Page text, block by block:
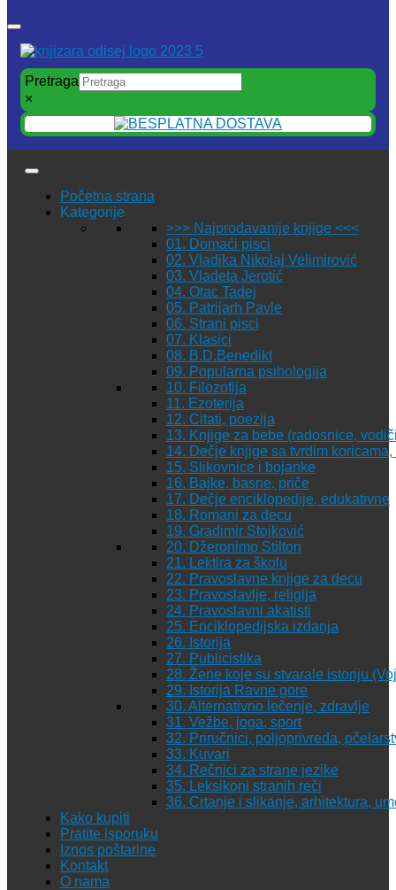
Pretraga
×
Početna strana
Kategorije
>>> Najprodavanije knjige <<<
01. Domaći pisci
02. Vladika Nikolaj Velimirović
03. Vladeta Jerotić
04. Otac Tadej
05. Patrijarh Pavle
06. Strani pisci
07. Klasici
08. B.D.Benedikt
09. Popularna psihologija
10. Filozofija
11. Ezoterija
12. Citati, poezija
13. Knjige za bebe (radosnice,
14. Dečje knjige sa tvrdim
15. Slikovnice i bojanke
16. Bajke, basne, priče
17. Dečje enciklopedije, edukativne
18. Romani za decu
19. Gradimir Stojković
20. Džeronimo Stilton
21. Lektira za školu
22. Pravoslavne knjige za decu
23. Pravoslavlje, religija
24. Pravoslavni akatisti
25. Enciklopedijska izdanja
26. Istorija
27. Publicistika
28. Žene koje su stvarale istoriju
29. Istorija Ravne gore
30. Alternativno lečenje, zdravlje
31. Vežbe, joga, sport
32. Priručnici, poljoprivreda,
33. Kuvari
34. Rečnici za strane jezike
35. Leksikoni stranih reči
36. Crtanje i slikanje, arhitektura,
Kako kupiti
Pratite isporuku
Iznos poštarine
Kontakt
O nama